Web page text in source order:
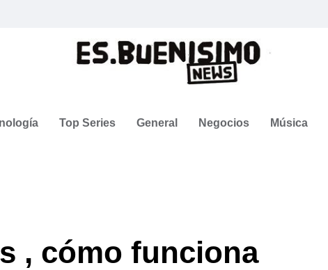
Top Series General Negocios Música
, cómo funciona